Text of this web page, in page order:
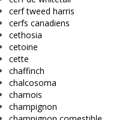
cerf tweed harris
cerfs canadiens
cethosia
cetoine
cette
chaffinch
chalcosoma
chamois
champignon